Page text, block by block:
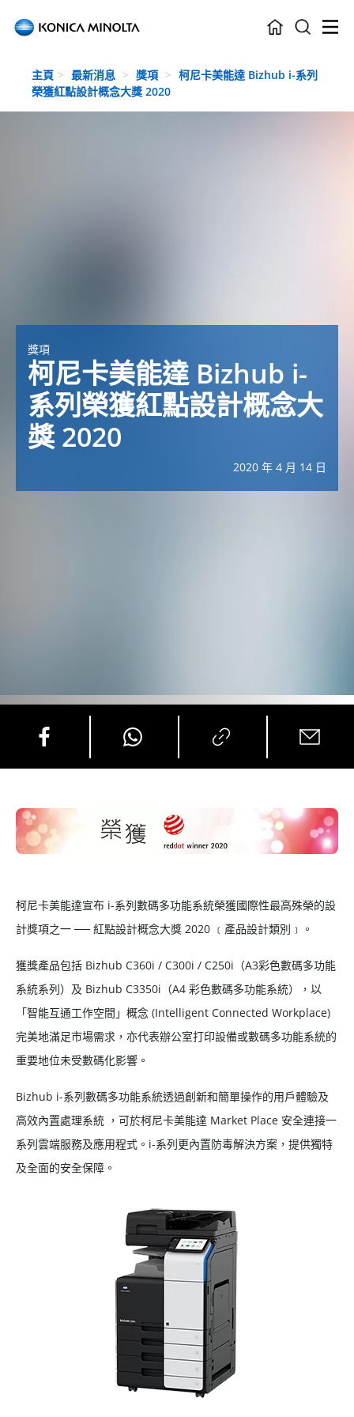
Skip to main content
主頁 最新消息 獎項
柯尼卡美能達 Bizhub i-系列
榮獲紅點設計概念大獎 2020
獎項
柯尼卡美能達 Bizhub i-
系列榮獲紅點設計概念大
獎 2020
2020 年 4 月 14 日
柯尼卡美能達宣布 i-系列數碼多功能系統榮獲國際性最高殊榮的設
計獎項之一 ── 紅點設計概念大獎 2020 ﹝產品設計類別﹞。
獲獎產品包括 Bizhub C360i / C300i / C250i（A3彩色數碼多功能
系統系列）及 Bizhub C3350i（A4 彩色數碼多功能系統），以
「智能互通工作空間」概念 (Intelligent Connected Workplace)
完美地滿足市場需求，亦代表辦公室打印設備或數碼多功能系統的
重要地位未受數碼化影響。
Bizhub i-系列數碼多功能系統透過創新和簡單操作的用戶體驗及
高效內置處理系統 ，可於柯尼卡美能達 Market Place 安全連接一
系列雲端服務及應用程式。i-系列更內置防毒解決方案，提供獨特
及全面的安全保障。